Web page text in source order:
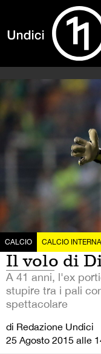
CALCIO CALCIO
Il volo di
A 41 anni, l'ex
stupire tra i pali
spettacolare
di Redazione Undici
25 Agosto 2015 alle